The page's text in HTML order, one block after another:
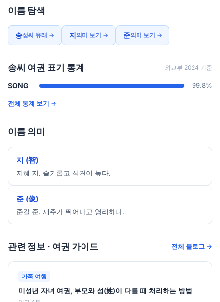
이름 탐색
송성씨 유래 → 지의미 보기 → 준의미 보기 →
송씨 여권 표기 통계 외교부 2024 기준
SONG 99.8%
전체 통계 보기 →
이름 의미
지 (智)
지혜 지. 슬기롭고 식견이 높다.
준 (俊)
준걸 준. 재주가 뛰어나고 영리하다.
관련 정보 · 여권 가이드 전체 블로그 →
가족 여행
미성년 자녀 여권, 부모와 성(姓)이 다를 때 처리하는 방법